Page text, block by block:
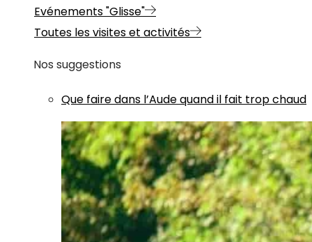
Evénements "Glisse"
Toutes les visites et activités
Nos suggestions
Que faire dans l’Aude quand il fait trop chaud